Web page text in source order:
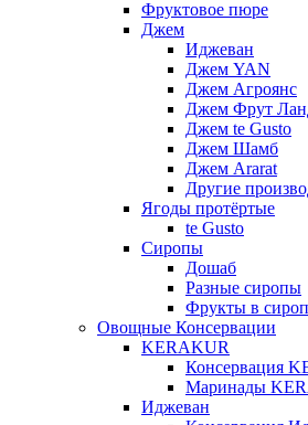
Фруктовое пюре
Джем
Иджеван
Джем YAN
Джем Агроянс
Джем Фрут
Джем te Gusto
Джем Шамб
Джем Ararat
Другие
Ягоды протёртые
te Gusto
Сиропы
Дошаб
Разные сиропы
Фрукты в
Овощные Консервации
KERAKUR
Консервация
Маринады
Иджеван